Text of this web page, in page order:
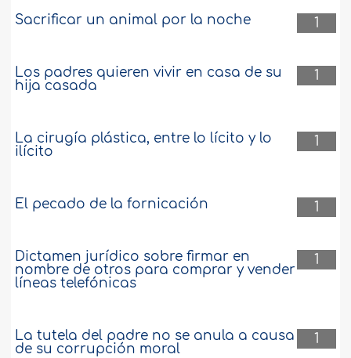
1
Sacrificar un animal por la noche
1
Los padres quieren vivir en casa de su
hija casada
1
La cirugía plástica, entre lo lícito y lo
ilícito
1
El pecado de la fornicación
1
Dictamen jurídico sobre firmar en
nombre de otros para comprar y vender
líneas telefónicas
1
La tutela del padre no se anula a causa
de su corrupción moral